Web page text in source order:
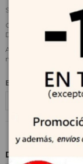
Son chupetes
Cumplen con la
Dinamarca por
Además han pasado
nuestro
Elige una talla
Descripción